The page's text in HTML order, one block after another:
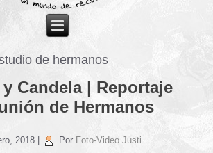
de hermanos
Candela | Reportaje
de Hermanos
2018 Por Foto-Video Justi